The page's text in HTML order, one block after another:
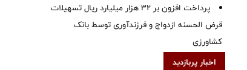
پرداخت افزون بر 32 هزار میلیارد ریال تسهیلات
قرض الحسنه ازدواج و فرزندآوری توسط بانک
کشاورزی
اخبار پربازدید